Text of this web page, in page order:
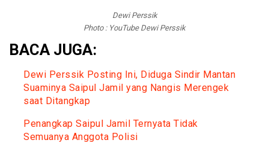
Dewi Perssik
Photo : YouTube Dewi Perssik
BACA JUGA:
Dewi Perssik Posting Ini, Diduga Sindir Mantan
Suaminya Saipul Jamil yang Nangis Merengek
saat Ditangkap
Penangkap Saipul Jamil Ternyata Tidak
Semuanya Anggota Polisi